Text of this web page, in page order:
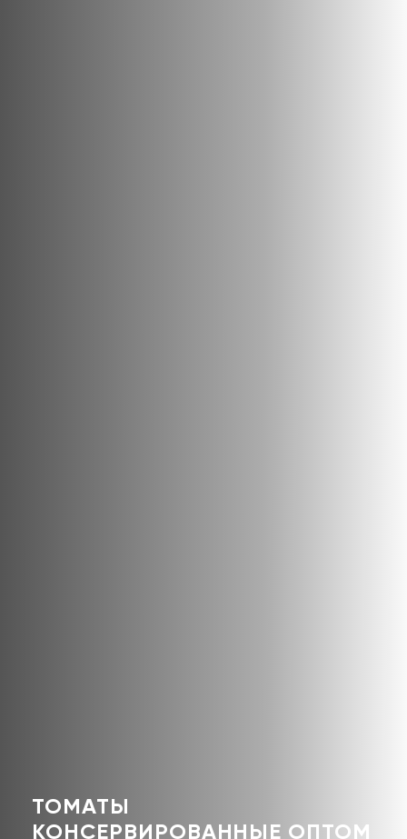
ТОМАТЫ
КОНСЕРВИРОВАННЫЕ ОПТОМ